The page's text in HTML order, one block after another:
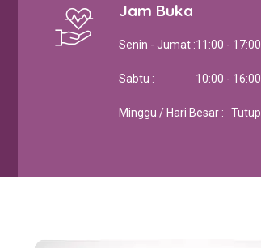
Jam Buka
Senin - Jumat :11:00 - 17:00
Sabtu : 10:00 - 16:00
Minggu / Hari Besar : Tutup